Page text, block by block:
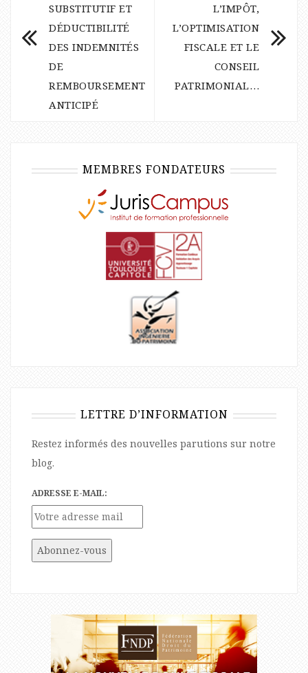
SUBSTITUTIF ET
DÉDUCTIBILITÉ
DES INDEMNITÉS
DE
REMBOURSEMENT
ANTICIPÉ
L’IMPÔT,
L’OPTIMISATION
FISCALE ET LE
CONSEIL
PATRIMONIAL…
MEMBRES FONDATEURS
LETTRE D’INFORMATION
Restez informés des nouvelles parutions sur notre
blog.
ADRESSE E-MAIL: